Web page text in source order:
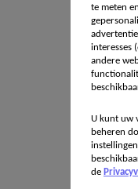
te meten
interesses
andere
U kunt uw
beheren
de